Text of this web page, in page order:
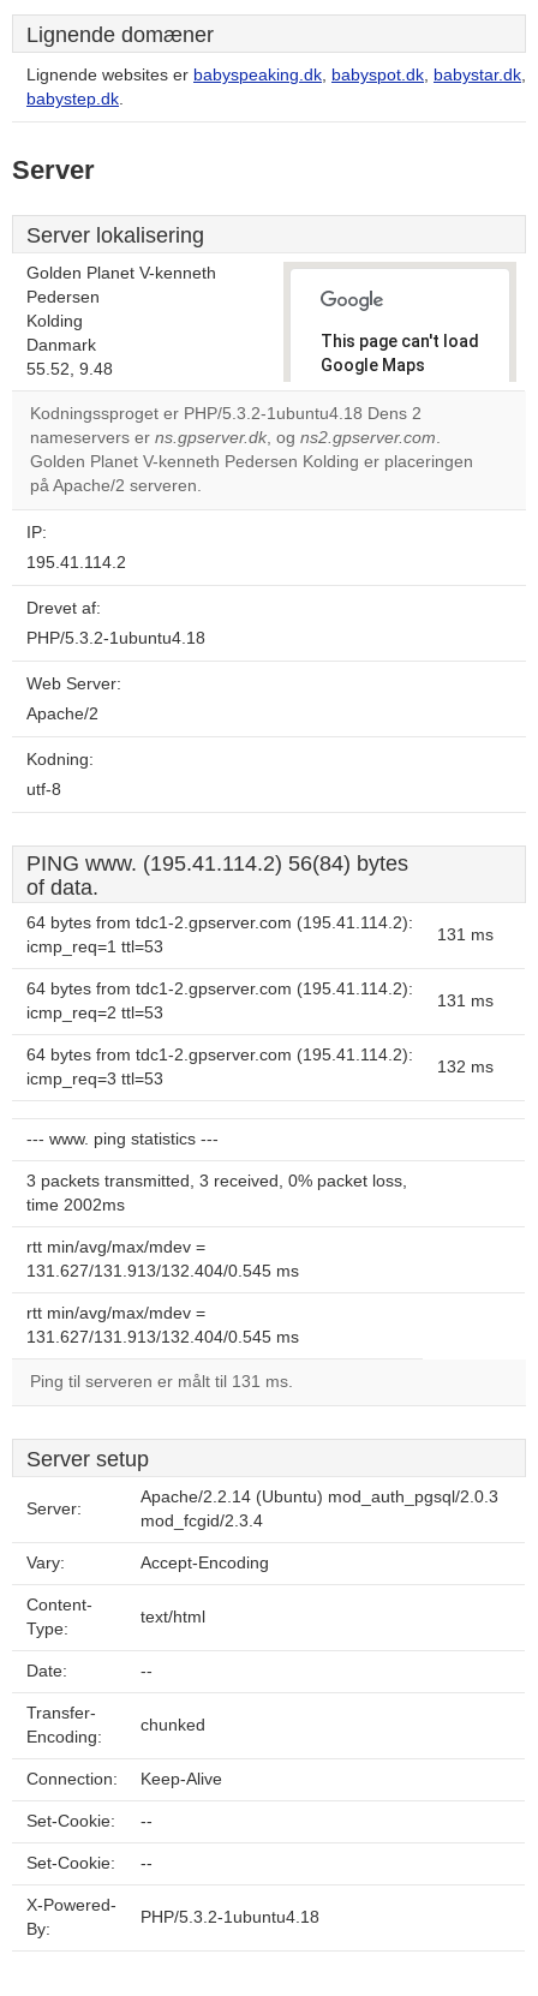
Lignende domæner
Lignende websites er babyspeaking.dk, babyspot.dk, babystar.dk,
babystep.dk.
Server
Server lokalisering
Golden Planet V-kenneth
Pedersen
Kolding
Danmark
55.52, 9.48
This page can't load
Google Maps
correctly.
Do you
own this
OK
Kodningssproget er PHP/5.3.2-1ubuntu4.18 Dens 2
nameservers er ns.gpserver.dk, og ns2.gpserver.com.
Golden Planet V-kenneth Pedersen Kolding er placeringen
på Apache/2 serveren.
IP:
195.41.114.2
Drevet af:
PHP/5.3.2-1ubuntu4.18
Web Server:
Apache/2
Kodning:
utf-8
PING www. (195.41.114.2) 56(84) bytes
of data.
64 bytes from tdc1-2.gpserver.com (195.41.114.2):
icmp_req=1 ttl=53
131 ms
64 bytes from tdc1-2.gpserver.com (195.41.114.2):
icmp_req=2 ttl=53
131 ms
64 bytes from tdc1-2.gpserver.com (195.41.114.2):
icmp_req=3 ttl=53
132 ms
--- www. ping statistics ---
3 packets transmitted, 3 received, 0% packet loss,
time 2002ms
rtt min/avg/max/mdev =
131.627/131.913/132.404/0.545 ms
rtt min/avg/max/mdev =
131.627/131.913/132.404/0.545 ms
Ping til serveren er målt til 131 ms.
Server setup
Server:
Apache/2.2.14 (Ubuntu) mod_auth_pgsql/2.0.3
mod_fcgid/2.3.4
Vary: Accept-Encoding
Content-
Type:
text/html
Date: --
Transfer-
Encoding:
chunked
Connection: Keep-Alive
Set-Cookie: --
Set-Cookie: --
X-Powered-
By:
PHP/5.3.2-1ubuntu4.18